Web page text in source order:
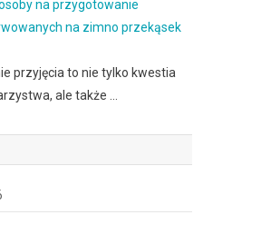
na przygotowanie
na zimno przekąsek
przyjęcia to nie tylko kwestia
ale także …